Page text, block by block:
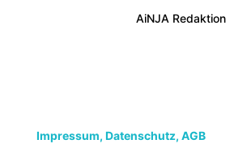
AiNJA Redaktion
Impressum, Datenschutz, AGB